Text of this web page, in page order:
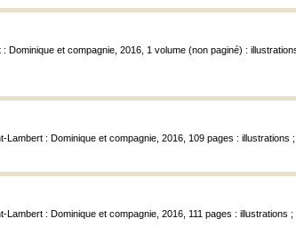
: Dominique et compagnie, 2016, 1 volume (non paginé) :
Lambert : Dominique et compagnie, 2016, 109 pages : illustrations ;
Lambert : Dominique et compagnie, 2016, 111 pages : illustrations ;